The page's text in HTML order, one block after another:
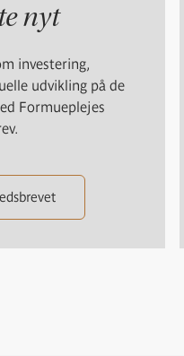
nyt
investering,
udvikling på de
Formueplejes